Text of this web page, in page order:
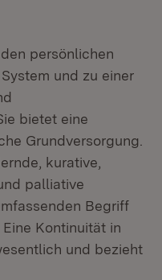
persönlichen
und zu einer
bietet eine
Grundversorgung.
kurative,
palliative
Begriff
Kontinuität in
und bezieht